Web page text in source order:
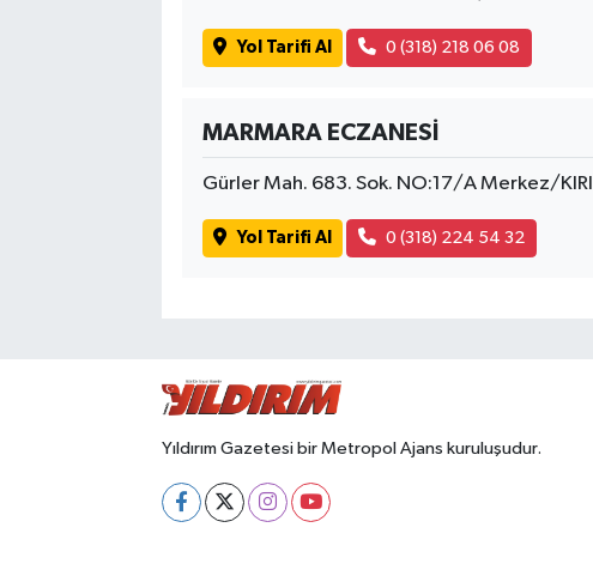
Yol Tarifi Al 0 (318) 218 06 08
MARMARA ECZANESİ
Gürler Mah. 683. Sok. NO:17/A Merkez/
Yol Tarifi Al 0 (318) 224 54 32
Yıldırım Gazetesi bir Metropol Ajans kuruluşudur.